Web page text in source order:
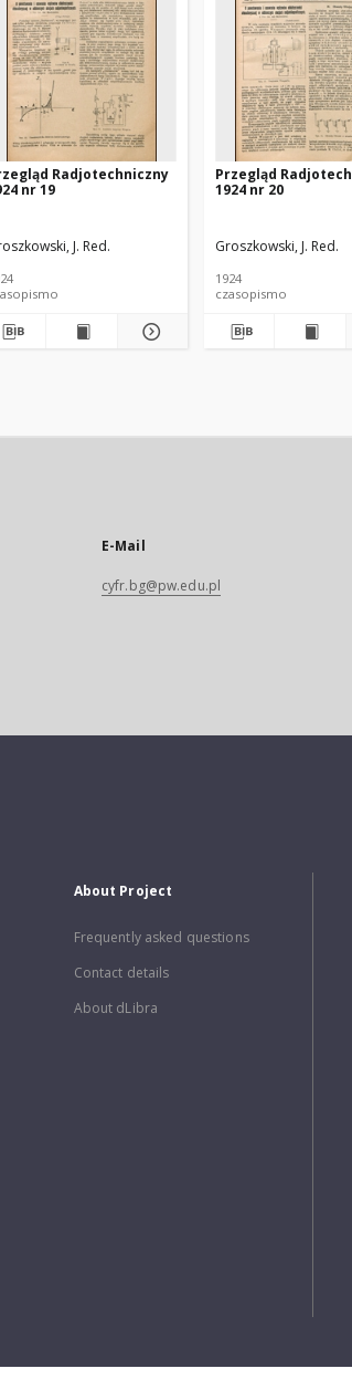
Radjotechniczny
nr 19
J. Red.
Przegląd
1924 nr 20
Groszkowski, J. Red.
1924
czasopismo
E-Mail
cyfr.bg@pw.edu.pl
About Project
Frequently asked questions
Contact details
About dLibra